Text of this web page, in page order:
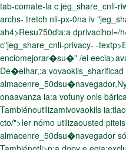
tab-comate-la c jeg_share_cnli-
archs- tretch nli-px-0na iv
ah4>Resu750dia:a dprivacihol=/
c"jeg_share_cnli-privacy- -
enciomejorar�su�" /ei
De�elhar,:a
onaavanza ia:a vofuny onls
Tambiénoutilizamivovaokils
cto/">Ier nómo utilizaousted
almacenre_50dsu�navegador